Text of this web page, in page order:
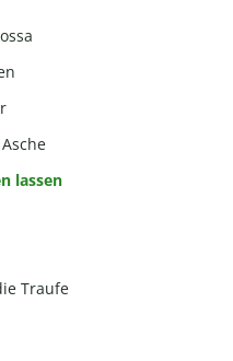
lassen
Traufe